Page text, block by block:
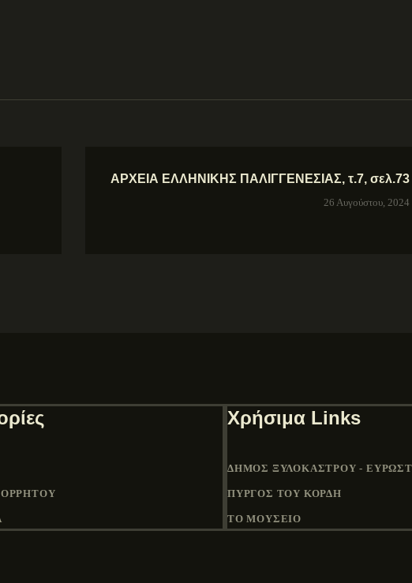
ΑΡΧΕΙΑ ΕΛΛΗΝΙΚΗΣ ΠΑΛΙΓΓΕΝΕΣΙΑΣ, τ.7, σελ.73
26 Αυγούστου, 2024
Χρήσιμα Links
ΔΉΜΟΣ ΞΥΛΟΚΆΣΤΡΟΥ -
ΠΎΡΓΟΣ ΤΟΥ ΚΟΡΔΉ
ΤΟ ΜΟΥΣΕΙΟ